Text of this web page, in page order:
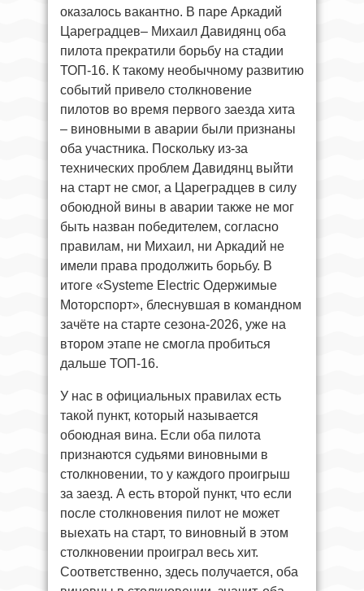
оказалось вакантно. В паре Аркадий
Цареградцев– Михаил Давидянц оба
пилота прекратили борьбу на стадии
ТОП-16. К такому необычному развитию
событий привело столкновение
пилотов во время первого заезда хита
– виновными в аварии были признаны
оба участника. Поскольку из-за
технических проблем Давидянц выйти
на старт не смог, а Цареградцев в силу
обоюдной вины в аварии также не мог
быть назван победителем, согласно
правилам, ни Михаил, ни Аркадий не
имели права продолжить борьбу. В
итоге «Systeme Electric Одержимые
Моторспорт», блеснувшая в командном
зачёте на старте сезона-2026, уже на
втором этапе не смогла пробиться
дальше ТОП-16.
У нас в официальных правилах есть
такой пункт, который называется
обоюдная вина. Если оба пилота
признаются судьями виновными в
столкновении, то у каждого проигрыш
за заезд. А есть второй пункт, что если
после столкновения пилот не может
выехать на старт, то виновный в этом
столкновении проиграл весь хит.
Соответственно, здесь получается, оба